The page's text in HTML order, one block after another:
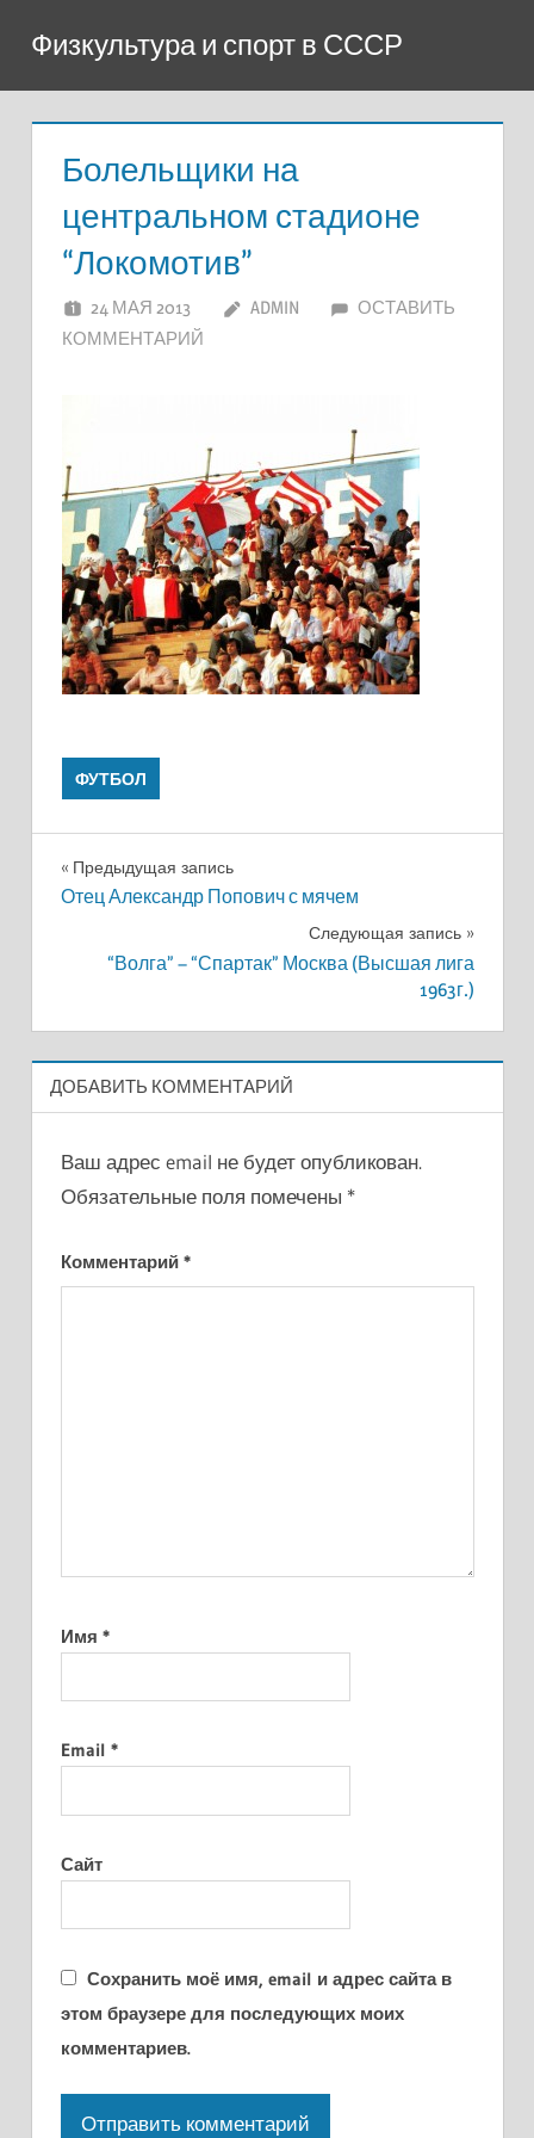
содержимому
Физкультура и спорт в СССР
Болельщики на
центральном стадионе
“Локомотив”
24 МАЯ 2013 ADMIN
ОСТАВИТЬ
КОММЕНТАРИЙ
ФУТБОЛ
Навигация
записям
Предыдущая запись
Отец Александр Попович с мячем
Следующая запись
“Волга” – “Спартак” Москва (Высшая лига
1963г.)
ДОБАВИТЬ КОММЕНТАРИЙ
Ваш адрес email не будет опубликован.
Обязательные поля помечены *
Комментарий *
Имя *
Email *
Сайт
Сохранить моё имя, email и адрес сайта в
этом браузере для последующих моих
комментариев.